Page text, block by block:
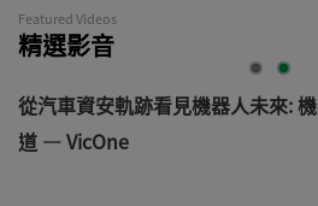
Featured Videos
精選影音
從汽車資安軌跡看見機器人未來:
道 — VicOne